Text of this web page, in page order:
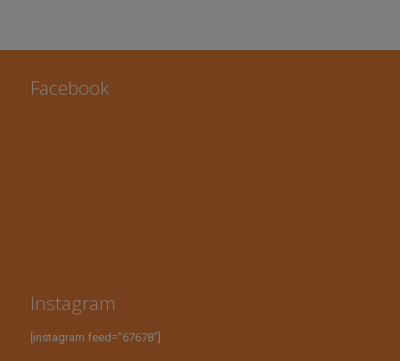
Facebook
Instagram
[instagram feed="67678"]